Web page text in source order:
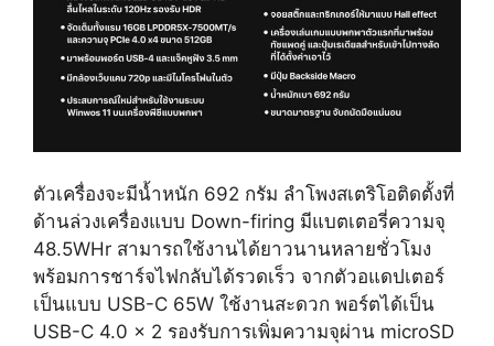
ตัวเครื่องจะมีน้ำหนัก 692 กรัม ลำโพงสเตริโอติดตั้งที่
ด้านล่วงเครื่องแบบ Down-firing มีแบตเตอรี่ความจุ
48.5WHr สามารถใช้งานได้ยาวนานหลายชั่วโมง
พร้อมการชาร์จไฟกลับได้รวดเร็ว จากตัวอแดปเตอร์
เป็นแบบ USB-C 65W ใช้งานสะดวก พอร์ตได้เป็น
USB-C 4.0 x 2 รองรับการเพิ่มความจุผ่าน microSD